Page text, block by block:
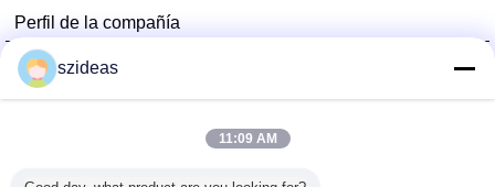
Perfil de la compañía
China Acrylic Product Online Market
proveedores calificados
Verified Suplier
szideas
11:09 AM